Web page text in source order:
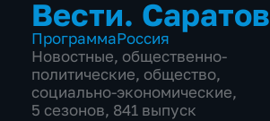
Вести. Саратов
ПрограммаРоссия
Новостные, общественно-
политические, общество,
социально-экономические,
5 сезонов, 841 выпуск